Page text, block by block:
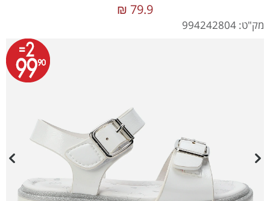
79.9 ₪
מק"ט: 994242804